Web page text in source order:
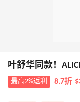
叶舒华同款！
最高2%返利 8.7折